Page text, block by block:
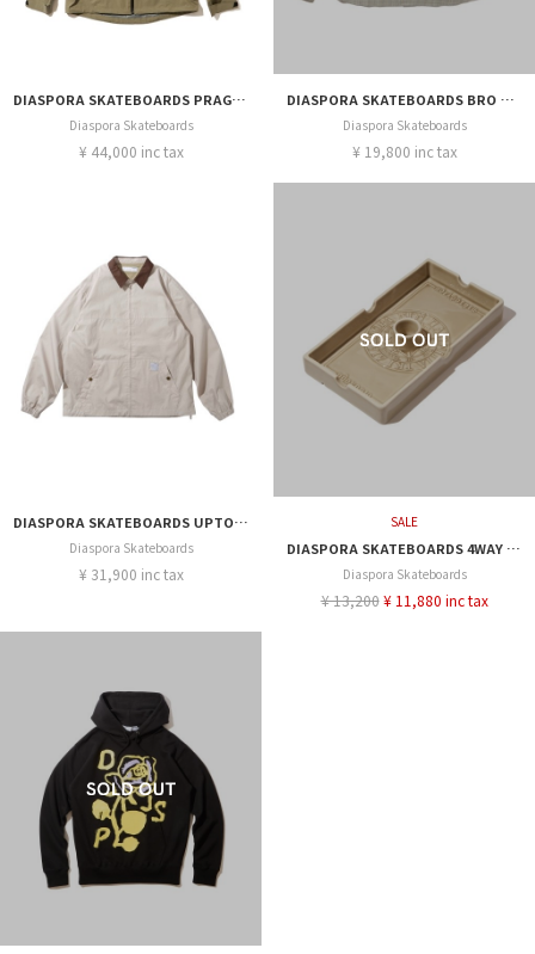
DIASPORA SKATEBOARDS PRAGMATECH PAVEMENT JACKET
Diaspora Skateboards
¥ 44,000 inc tax
DIASPORA SKATEBOARDS BRO SHIRT
Diaspora Skateboards
¥ 19,800 inc tax
DIASPORA SKATEBOARDS UPTOWN JACKET
Diaspora Skateboards
¥ 31,900 inc tax
SALE
DIASPORA SKATEBOARDS 4WAY CERAMIC VHS TRAY
Diaspora Skateboards
¥ 13,200 ¥ 11,880 inc tax